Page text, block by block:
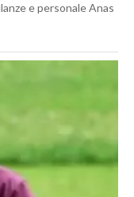
e personale Anas